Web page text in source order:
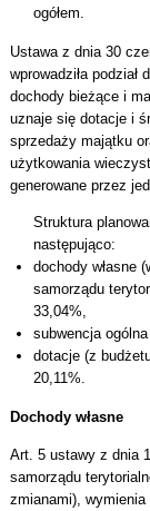
ogółem.
Ustawa z dnia 30
wprowadziła
dochody bieżące i
uznaje się dotacje i
sprzedaży majątku
użytkowania
generowane przez
Struktura
następująco:
dochody własne
samorządu
33,04%,
subwencja
dotacje (z
20,11%.
Dochody własne
Art. 5 ustawy z dnia
samorządu
zmianami), wymienia